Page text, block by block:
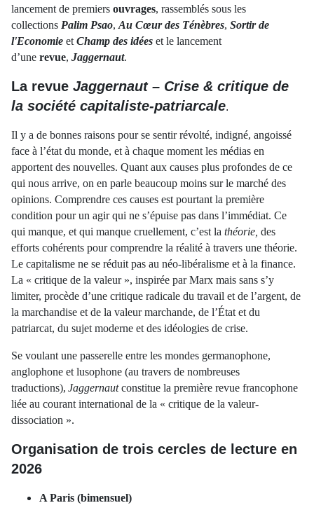
lancement de premiers ouvrages, rassemblés sous les
collections Palim Psao, Au Cœur des Ténèbres, Sortir de
l'Economie et Champ des idées et le lancement
d’une revue, Jaggernaut.
La revue Jaggernaut – Crise & critique de
la société capitaliste-patriarcale.
Il y a de bonnes raisons pour se sentir révolté, indigné, angoissé
face à l’état du monde, et à chaque moment les médias en
apportent des nouvelles. Quant aux causes plus profondes de ce
qui nous arrive, on en parle beaucoup moins sur le marché des
opinions. Comprendre ces causes est pourtant la première
condition pour un agir qui ne s’épuise pas dans l’immédiat. Ce
qui manque, et qui manque cruellement, c’est la théorie, des
efforts cohérents pour comprendre la réalité à travers une théorie.
Le capitalisme ne se réduit pas au néo-libéralisme et à la finance.
La « critique de la valeur », inspirée par Marx mais sans s’y
limiter, procède d’une critique radicale du travail et de l’argent, de
la marchandise et de la valeur marchande, de l’État et du
patriarcat, du sujet moderne et des idéologies de crise.
Se voulant une passerelle entre les mondes germanophone,
anglophone et lusophone (au travers de nombreuses
traductions), Jaggernautconstitue la première revue francophone
liée au courant international de la « critique de la valeur-
dissociation ».
Organisation de trois cercles de lecture en
2026
A Paris (bimensuel)